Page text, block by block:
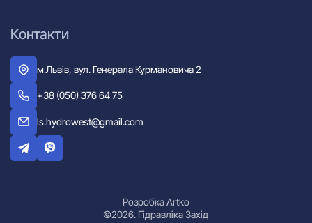
Контакти
м.Львів, вул. Генерала Курмановича 2
+38 (050) 376 64 75
ls.hydrowest@gmail.com
©2026. Гідравліка Захід
Розробка Artko